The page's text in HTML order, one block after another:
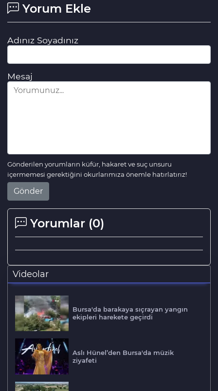
Yorum Ekle
Adınız Soyadınız
Mesaj
Gönderilen yorumların küfür, hakaret ve suç unsuru
içermemesi gerektiğini okurlarımıza önemle hatırlatırız!
Gönder
Yorumlar (0)
Videolar
Bursa'da barakaya sıçrayan yangın
ekipleri harekete geçirdi
Aslı Hünel’den Bursa'da müzik
ziyafeti